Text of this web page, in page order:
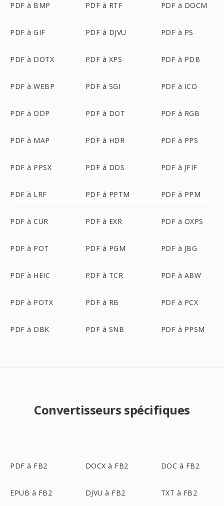
PDF à BMP PDF à RTF PDF à DOCM
PDF à GIF PDF à DJVU PDF à PS
PDF à DOTX PDF à XPS PDF à PDB
PDF à WEBP PDF à SGI PDF à ICO
PDF à ODP PDF à DOT PDF à RGB
PDF à MAP PDF à HDR PDF à PPS
PDF à PPSX PDF à DDS PDF à JFIF
PDF à LRF PDF à PPTM PDF à PPM
PDF à CUR PDF à EXR PDF à OXPS
PDF à POT PDF à PGM PDF à JBG
PDF à HEIC PDF à TCR PDF à ABW
PDF à POTX PDF à RB PDF à PCX
PDF à DBK PDF à SNB PDF à PPSM
Convertisseurs spécifiques
PDF à FB2 DOCX à FB2 DOC à FB2
EPUB à FB2 DJVU à FB2 TXT à FB2